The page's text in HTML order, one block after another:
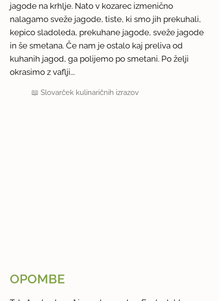
jagode na krhlje. Nato v kozarec izmenično
nalagamo sveže jagode, tiste, ki smo jih prekuhali,
kepico sladoleda, prekuhane jagode, sveže jagode
in še smetana. Če nam je ostalo kaj preliva od
kuhanih jagod, ga polijemo po smetani. Po želji
okrasimo z vaflji...
📖Slovarček kulinaričnih izrazov
OPOMBE